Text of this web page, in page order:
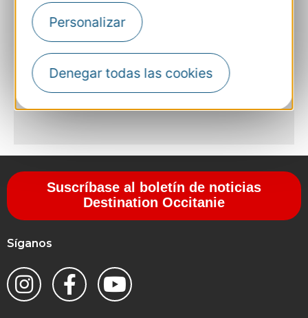
Personalizar
Denegar todas las cookies
Facebook
Suscríbase al boletín de noticias
Destination Occitanie
Síganos